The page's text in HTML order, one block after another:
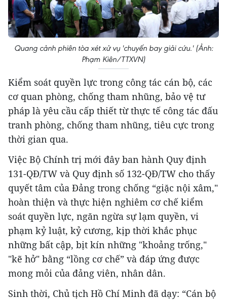
Quang cảnh phiên tòa xét xử vụ 'chuyến bay giải cứu.' (Ảnh:
Phạm Kiên/TTXVN)
Kiểm soát quyền lực trong công tác cán bộ, các
cơ quan phòng, chống tham nhũng, bảo vệ tư
pháp là yêu cầu cấp thiết từ thực tế công tác đấu
tranh phòng, chống tham nhũng, tiêu cực trong
thời gian qua.
Việc Bộ Chính trị mới đây ban hành Quy định
131-QĐ/TW và Quy định số 132-QĐ/TW cho thấy
quyết tâm của Đảng trong chống “giặc nội xâm,"
hoàn thiện và thực hiện nghiêm cơ chế kiểm
soát quyền lực, ngăn ngừa sự lạm quyền, vi
phạm kỷ luật, kỷ cương, kịp thời khắc phục
những bất cập, bịt kín những "khoảng trống,"
"kẽ hở" bằng “lồng cơ chế” và đáp ứng được
mong mỏi của đảng viên, nhân dân.
Sinh thời, Chủ tịch Hồ Chí Minh đã dạy: “Cán bộ